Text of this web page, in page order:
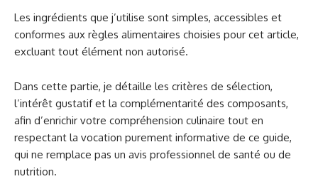
Les ingrédients que j’utilise sont simples, accessibles et
conformes aux règles alimentaires choisies pour cet article,
excluant tout élément non autorisé.
Dans cette partie, je détaille les critères de sélection,
l’intérêt gustatif et la complémentarité des composants,
afin d’enrichir votre compréhension culinaire tout en
respectant la vocation purement informative de ce guide,
qui ne remplace pas un avis professionnel de santé ou de
nutrition.